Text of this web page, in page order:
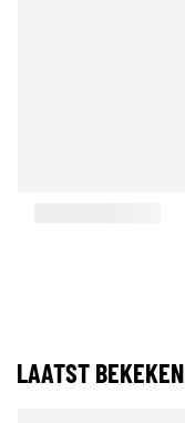
LAATST BEKEKEN